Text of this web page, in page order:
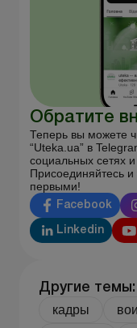
Обратите
Теперь вы можете
“Uteka.ua” в
социальных сетях
Присоединяйтесь
первыми!
Facebook
Linkedin
Другие темы:
кадры